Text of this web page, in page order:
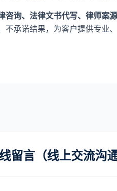
咨询、法律文书代写、律师案
不承诺结果，为客户提供专业
留言（线上交流沟